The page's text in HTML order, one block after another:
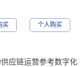
买 个人购买
应链运营参考数字化